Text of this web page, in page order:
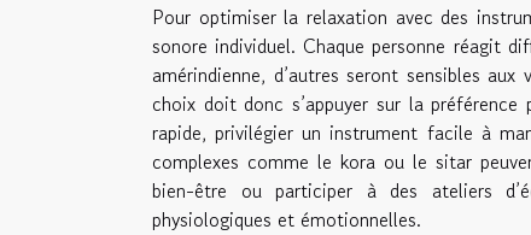
Pour optimiser la relaxation avec des
sonore individuel. Chaque personne réagit
amérindienne, d’autres seront sensibles
choix doit donc s’appuyer sur la
rapide, privilégier un instrument facile à
complexes comme le kora ou le sitar
bien-être ou participer à des ateliers
physiologiques et émotionnelles.